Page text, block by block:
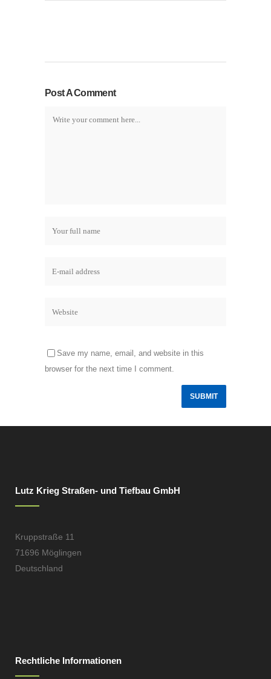
Post A Comment
Save my name, email, and website in this
browser for the next time I comment.
Lutz Krieg Straßen- und Tiefbau GmbH
Kruppstraße 11
71696 Möglingen
Deutschland
Rechtliche Informationen